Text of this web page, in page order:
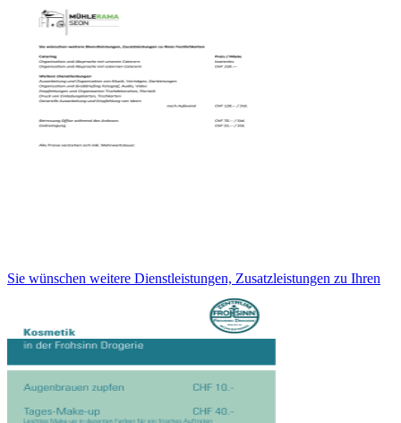
Sie wünschen weitere Dienstleistungen, Zusatzleistungen zu Ihren